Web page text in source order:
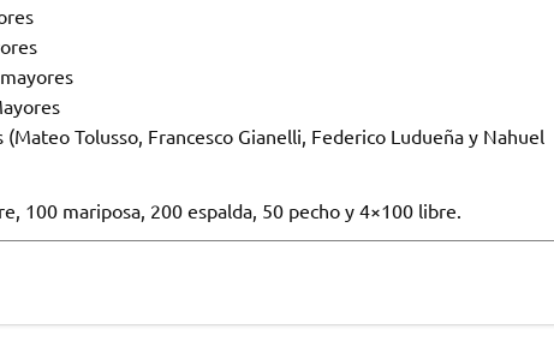
Tolusso, Francesco Gianelli, Federico Ludueña y Nahuel
100 mariposa, 200 espalda, 50 pecho y 4×100 libre.